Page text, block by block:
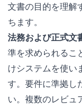
文書の目的を理解
ちます。
法務および正式文
準を求められるこ
けシステムを使い
す。要件に準拠し
い。複数のレビュ